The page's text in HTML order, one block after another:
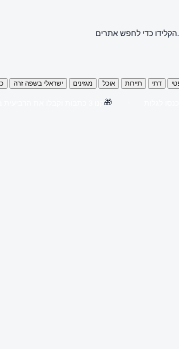
הקלידו כדי לחפש אתרים
דתי תיירות אוכל מגזינים ישראלי בשפה זרה
🎁